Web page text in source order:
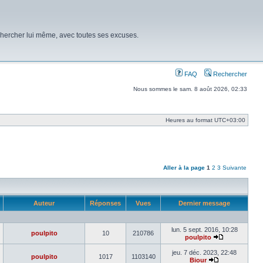
lui même, avec toutes ses excuses.
FAQ Rechercher
Nous sommes le sam. 8 août 2026, 02:33
Heures au format UTC+03:00
Aller à la page 1 2 3 Suivante
Auteur Réponses Vues Dernier message
poulpito 10 210786
lun. 5 sept. 2016, 10:28
poulpito
Voir
le
dernier
poulpito 1017 1103140
jeu. 7 déc. 2023, 22:48
Biour